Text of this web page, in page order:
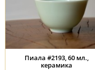
Пиала #2193, 60 мл.,
керамика